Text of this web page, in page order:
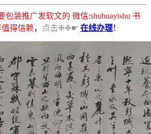
包装推广发软文的 微信:shuhuayishu 书
得信赖， 点击❉❉☛ 在线办理！